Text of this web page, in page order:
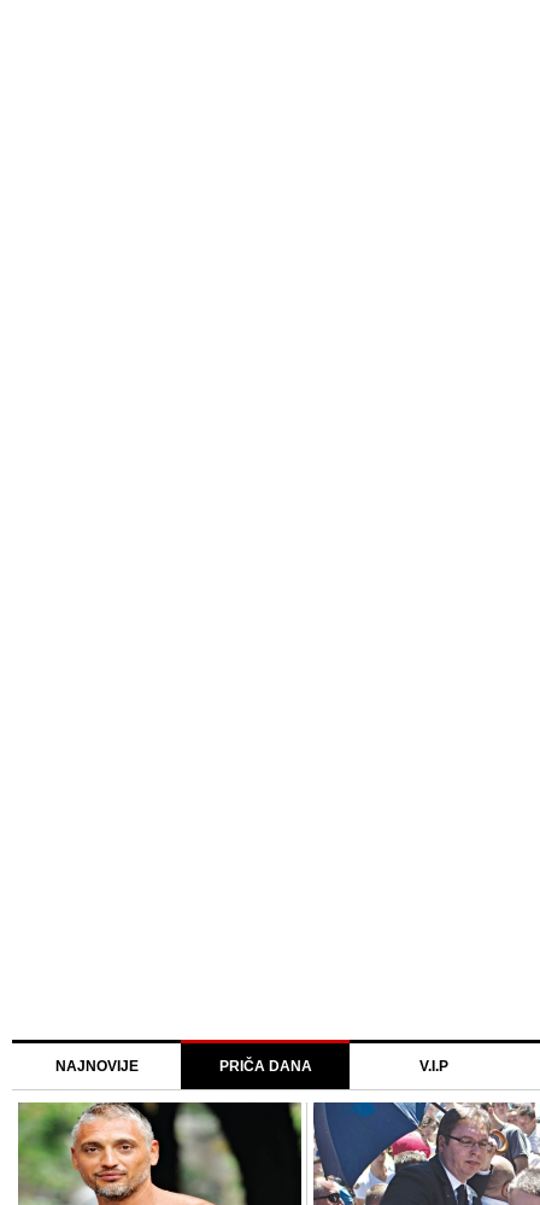
NAJNOVIJE PRIČA DANA V.I.P